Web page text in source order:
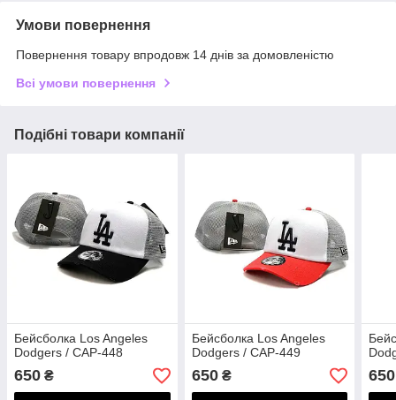
Умови повернення
Повернення товару впродовж 14 днів за домовленістю
Всі умови повернення
Подібні товари компанії
Бейсболка Los Angeles
Dodgers / CAP-448
650 ₴
Бейсболка Los Angeles
Dodgers / CAP-449
650₴ 650